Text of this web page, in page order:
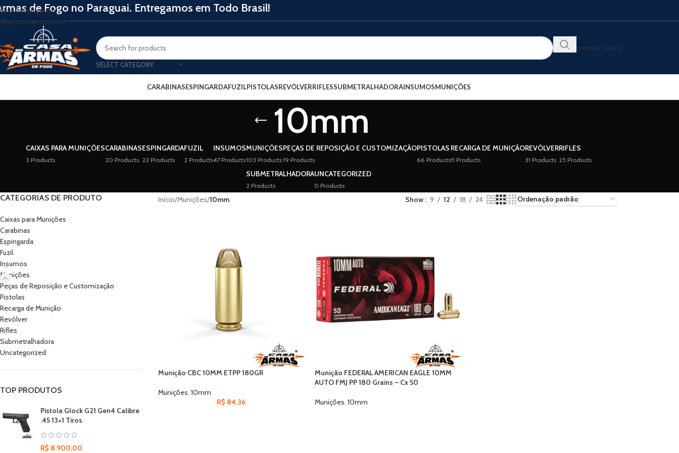
Skip to navigation
Skip to main content
de Fogo no Paraguai. Entregamos em Todo Brasil!
SELECT CATEGORY
Atendimento Online
CARABINASESPINGARDAFUZILPISTOLASREVÓLVERRIFLESSUBMETRALHADORAINSUMOSMUNIÇÕES
10mm
CAIXAS PARA MUNIÇÕES
3 Products
CARABINAS
20 Products
ESPINGARDA
22 Products
FUZIL
2 Products
INSUMOS
47 Products
MUNIÇÕES
103 Products
PEÇAS DE REPOSIÇÃO E CUSTOMIZAÇÃO
19 Products
PISTOLAS
66 Products
RECARGA DE MUNIÇÃO
11 Products
REVÓLVER
31 Products
RIFLES
25 Products
SUBMETRALHADORA
2 Products
UNCATEGORIZED
0 Products
CATEGORIAS DE PRODUTO
Caixas para Munições
Carabinas
Espingarda
Fuzil
Insumos
Munições
Peças de Reposição e Customização
Pistolas
Recarga de Munição
Revólver
Rifles
Submetralhadora
Uncategorized
TOP PRODUTOS
Pistola Glock G21 Gen4 Calibre
.45 13+1 Tiros
R$ 8.900,00
Início/Munições/10mm Show 9 12 18 24
Munição CBC 10MM ETPP 180GR
Munições, 10mm
R$ 84,36
Munição FEDERAL AMERICAN EAGLE 10MM
AUTO FMJ PP 180 Grains – Cx 50
Munições, 10mm